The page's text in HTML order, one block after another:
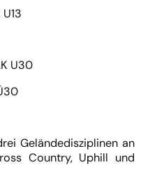
U30
Geländedisziplinen an
Country, Uphill und